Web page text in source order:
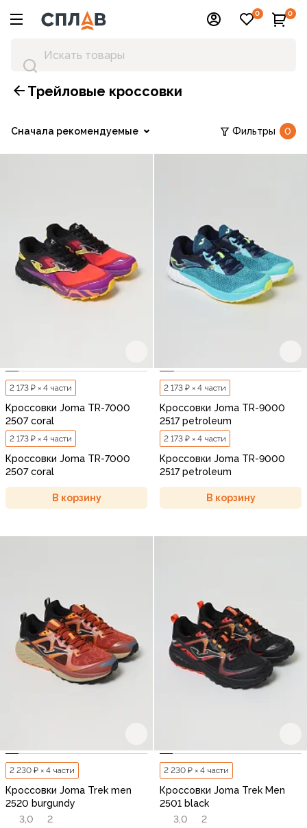
0 0
Трейловые кроссовки
Сначала рекомендуемые Фильтры 0
2 173 ₽ × 4 части
Кроссовки Joma TR-7000
2507 coral
2 173 ₽ × 4 части
Кроссовки Joma TR-7000
2507 coral
В корзину
2 173 ₽ × 4 части
Кроссовки Joma TR-9000
2517 petroleum
2 173 ₽ × 4 части
Кроссовки Joma TR-9000
2517 petroleum
В корзину
2 230 ₽ × 4 части
Кроссовки Joma Trek men
2520 burgundy
3,0
2
2 230 ₽ × 4 части
Кроссовки Joma Trek Men
2501 black
3,0
2